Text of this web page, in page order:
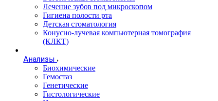
Лечение зубов под микроскопом
Гигиена полости рта
Детская стоматология
Конусно-лучевая компьютерная томография
(КЛКТ)
Анализы
Биохимические
Гемостаз
Генетические
Гистологические